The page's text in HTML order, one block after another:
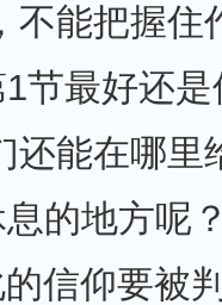
不能把握住
节最好还
还能在哪里
的地方呢
信仰要被